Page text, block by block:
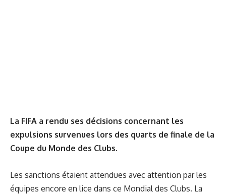
La FIFA a rendu ses décisions concernant les
expulsions survenues lors des quarts de finale de la
Coupe du Monde des Clubs.
Les sanctions étaient attendues avec attention par les
équipes encore en lice dans ce Mondial des Clubs. La